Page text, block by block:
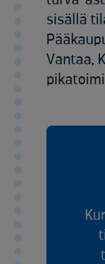
sisällä
Vantaa,